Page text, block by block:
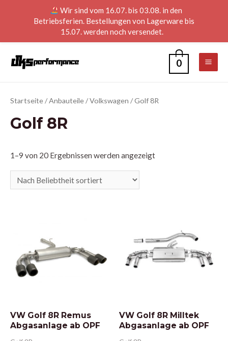
0
Startseite/Anbauteile/Volkswagen / Golf 8R
Golf 8R
1–9 von 20 Ergebnissen werden angezeigt
VW Golf 8R Remus
Abgasanlage ab OPF
VW Golf 8R Milltek
Abgasanlage ab OPF
Wir sind vom 16.07. bis 03.08. in den
Betriebsferien. Bestellungen von Lagerware bis
15.07. werden noch versendet.